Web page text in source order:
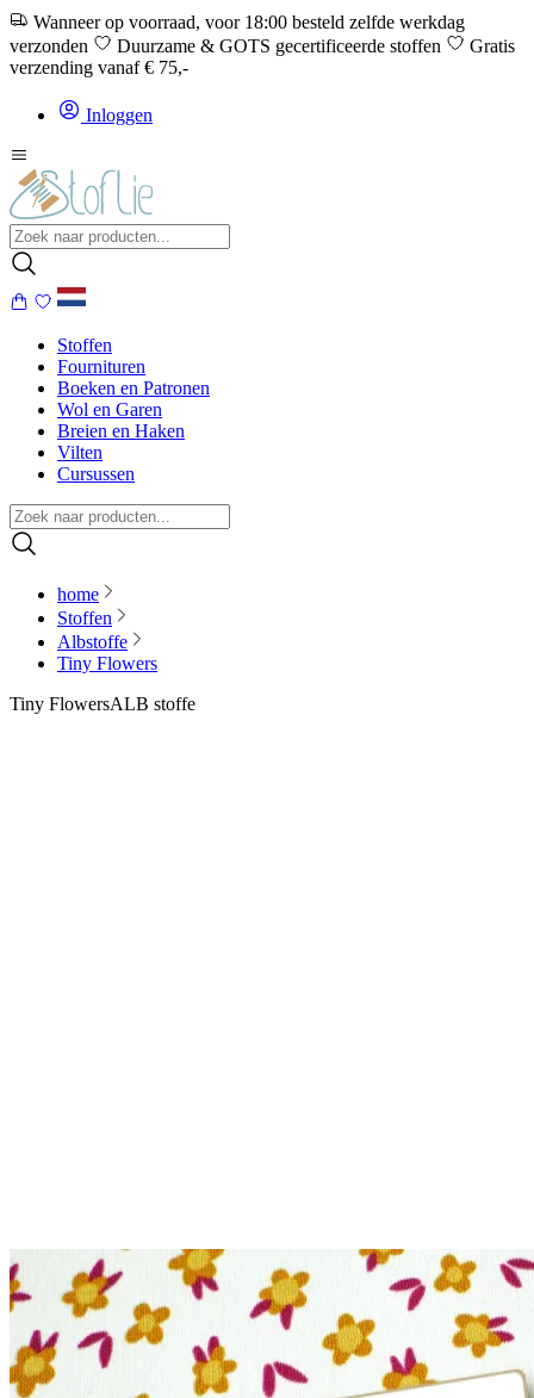
Wanneer op voorraad, voor 18:00 besteld zelfde werkdag
verzonden
Duurzame & GOTS gecertificeerde stoffen
Gratis
verzending vanaf € 75,-
Inloggen
Stoffen
Fournituren
Boeken en Patronen
Wol en Garen
Breien en Haken
Vilten
Cursussen
home
Stoffen
Albstoffe
Tiny Flowers
Tiny FlowersALB stoffe